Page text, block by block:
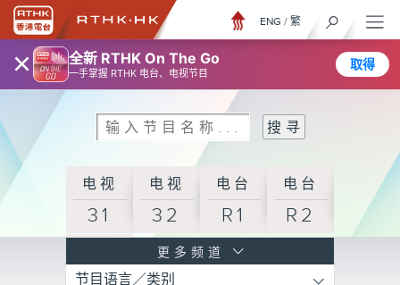
× 全新 RTHK On The Go
一手掌握 RTHK 电台、电视节目
取得
ENG / 繁
电视
31
电视
32
电台
R1
电台
R2
更多频道
节目语言／类别